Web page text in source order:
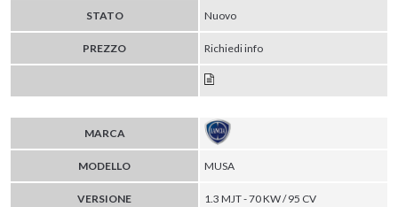
STATO
Nuovo
PREZZO Richiedi info
MARCA
MODELLO MUSA
VERSIONE 1.3 MJT - 70 KW / 95 CV